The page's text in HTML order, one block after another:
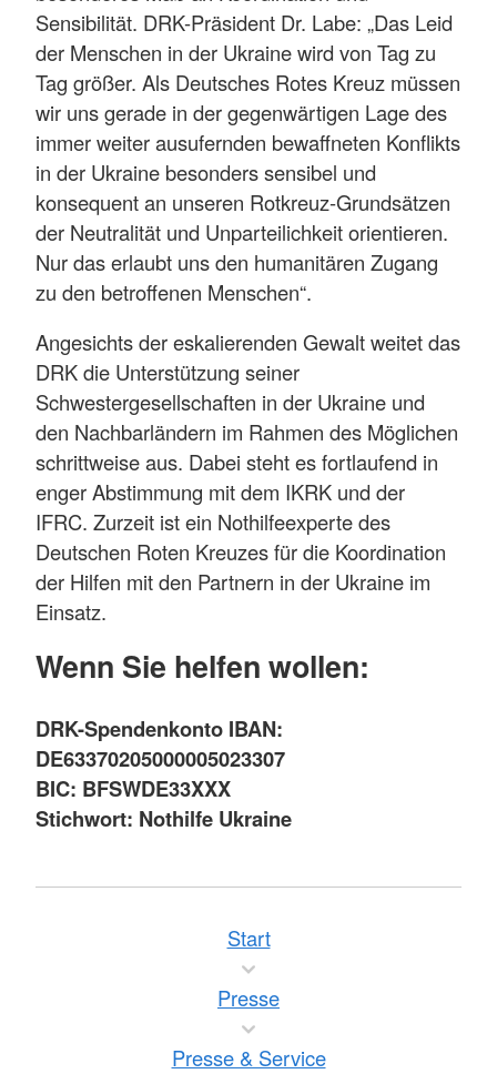
Sensibilität. DRK-Präsident Dr. Labe: „Das Leid
der Menschen in der Ukraine wird von Tag zu
Tag größer. Als Deutsches Rotes Kreuz müssen
wir uns gerade in der gegenwärtigen Lage des
immer weiter ausufernden bewaffneten Konflikts
in der Ukraine besonders sensibel und
konsequent an unseren Rotkreuz-Grundsätzen
der Neutralität und Unparteilichkeit orientieren.
Nur das erlaubt uns den humanitären Zugang
zu den betroffenen Menschen“.
Angesichts der eskalierenden Gewalt weitet das
DRK die Unterstützung seiner
Schwestergesellschaften in der Ukraine und
den Nachbarländern im Rahmen des Möglichen
schrittweise aus. Dabei steht es fortlaufend in
enger Abstimmung mit dem IKRK und der
IFRC. Zurzeit ist ein Nothilfeexperte des
Deutschen Roten Kreuzes für die Koordination
der Hilfen mit den Partnern in der Ukraine im
Einsatz.
Wenn Sie helfen wollen:
DRK-Spendenkonto IBAN:
DE63370205000005023307
BIC: BFSWDE33XXX
Stichwort: Nothilfe Ukraine
Start
Presse
Presse & Service